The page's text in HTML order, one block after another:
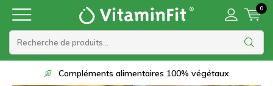
0
Livraison sous 2 à 3 jours ouvrables